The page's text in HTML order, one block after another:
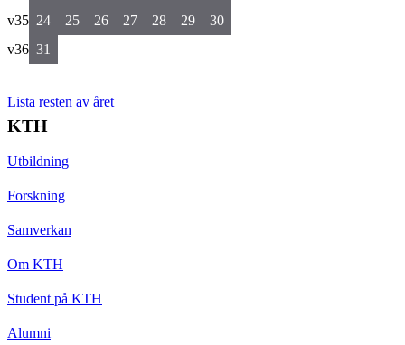
v35 24 25 26 27 28 29
30
v36 31
Lista resten av året
KTH
Utbildning
Forskning
Samverkan
Om KTH
Student på KTH
Alumni